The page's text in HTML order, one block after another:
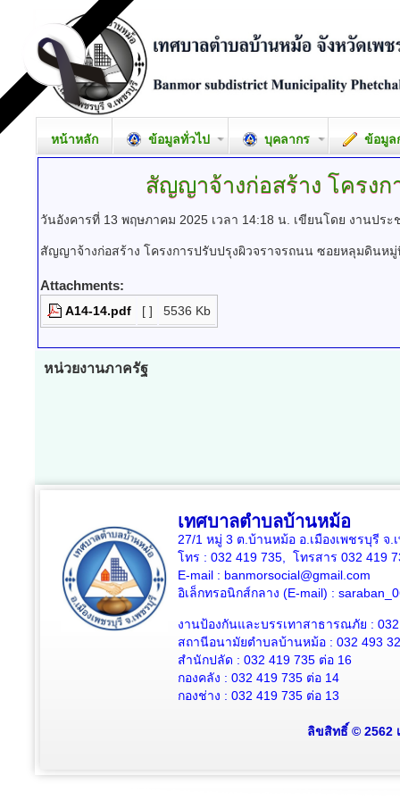
หน้าหลัก ข้อมูลทั่วไป บุคลากร ข้อมูล
สัญญาจ้างก่อสร้าง โครง
วันอังคารที่ 13 พฤษภาคม 2025 เวลา 14:18 น. เขียนโดย งานปร
สัญญาจ้างก่อสร้าง โครงการปรับปรุงผิวจราจรถนน ซอยหลุมดินหมู่
Attachments:
A14-14.pdf [ ] 5536 Kb
หน่วยงานภาครัฐ
เทศบาลตำบลบ้านหม้อ
27/1 หมู่ 3 ต.บ้านหม้อ อ.เมืองเพชรบุรี จ.
โทร : 032 419 735, โทรสาร 032 419
E-mail : banmorsocial@gmail.com
อิเล็กทรอนิกส์กลาง (E-mail) :
งานป้องกันและบรรเทาสาธารณภัย :
สถานีอนามัยตำบลบ้านหม้อ : 032 493
สำนักปลัด : 032 419 735 ต่อ 16
กองคลัง : 032 419 735 ต่อ 14
กองช่าง : 032 419 735 ต่อ 13
ลิขสิทธิ์ © 2562